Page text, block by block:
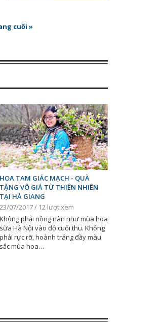
cuối »
HOA TAM GIÁC MẠCH - QUÀ
TẶNG VÔ GIÁ TỪ THIÊN NHIÊN
TẠI HÀ GIANG
23/07/2017 / 12 lượt xem
Không phải nồng nàn như mùa hoa
sữa Hà Nội vào độ cuối thu. Không
phải rực rỡ, hoành tráng đầy màu
sắc mùa hoa…